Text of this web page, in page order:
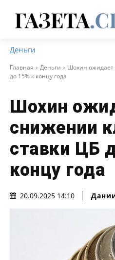
Деньги
Главная Деньги
Шохин ожидает
до 15% к концу года
Шохин
снижении
ставки ЦБ
концу года
20.09.2025 14:10